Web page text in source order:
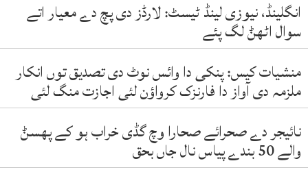
انگلینڈ، نیوزی لینڈ ٹیسٹ: لارڈز دی پچ دے معیار اتے
سوال اٹھݨ لگ پئے
منشیات کیس: پنکی دا وائس نوٹ دی تصدیق توں انکار
ملزمہ دی آواز دا فارنزک کرواؤن لئی اجازت منگ لئی
نائیجر دے صحرائے صحارا وچ گڈی خراب ہو کے پھسݨ
والے 50 بندے پیاس نال جاں بحق